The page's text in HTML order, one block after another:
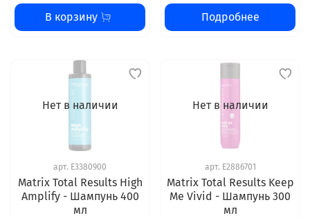
В корзину Подробнее
Нет в наличии
арт. E3380900
Matrix Total Results High
Amplify - Шампунь 400
мл
Нет в наличии
арт. E2886701
Matrix Total Results Keep
Me Vivid - Шампунь 300
мл